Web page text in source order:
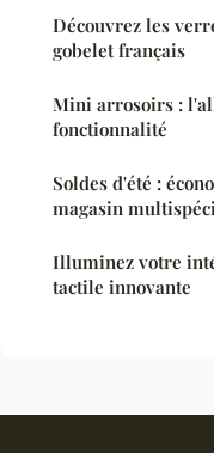
Découvrez les
gobelet français
Mini arrosoirs :
fonctionnalité
Soldes d'été :
magasin
Illuminez votre
tactile innovante